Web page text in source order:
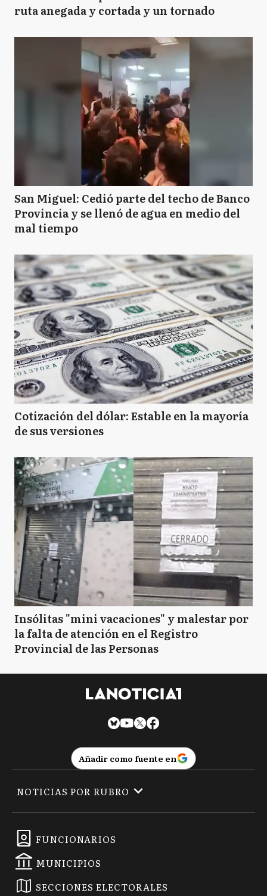
ruta anegada y cortada y un tornado
San Miguel: Cedió parte del techo de Banco
Provincia y se llenó de agua en medio del
mal tiempo
Cotización del dólar: Estable en la mayoría
de sus versiones
Insólitas "mini vacaciones" y malestar por
la falta de atención en el Registro
Provincial de las Personas
Añadir como fuente en
FUNCIONARIOS
MUNICIPIOS
SECCIONES ELECTORALES
NOTICIAS POR RUBRO